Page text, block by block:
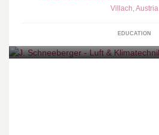
Villach,Austria
EDUCATION